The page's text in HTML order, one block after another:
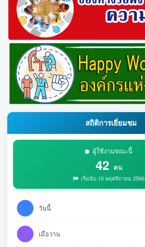
สถิติการเยี่ยมชม
ผู้ใช้งานขณะนี้
42 คน
เริ่มนับ 10 พฤศจิกายน 2566
วันนี้
เมื่อวาน